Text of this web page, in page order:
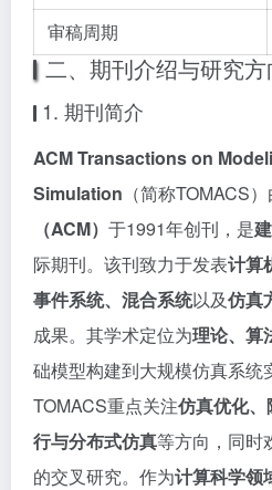
审稿周期
二、期刊介绍与研究方
1. 期刊简介
ACM Transactions on
Simulation （简称TOMACS
（ACM） 于1991年创刊，是
际期刊。该刊致力于发表计算
事件系统、混合系统以及仿真
成果。其学术定位为理论、算
础模型构建到大规模仿真系统
TOMACS重点关注仿真优化
行与分布式仿真等方向，同时
的交叉研究。作为计算科学领